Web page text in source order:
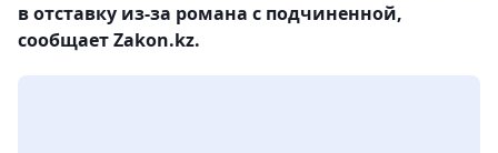
в отставку из-за романа с подчиненной,
сообщает Zakon.kz.